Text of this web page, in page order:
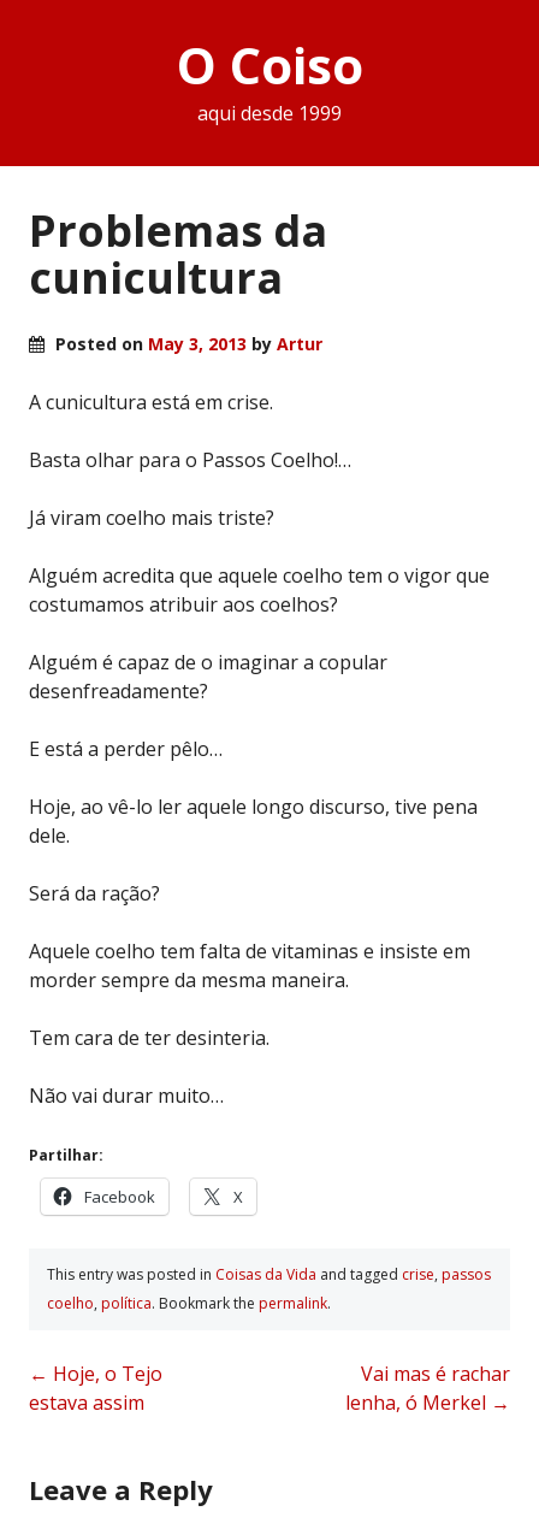
O Coiso
aqui desde 1999
Problemas da
cunicultura
Posted on May 3, 2013 by Artur
A cunicultura está em crise.
Basta olhar para o Passos Coelho!…
Já viram coelho mais triste?
Alguém acredita que aquele coelho tem o vigor que
costumamos atribuir aos coelhos?
Alguém é capaz de o imaginar a copular
desenfreadamente?
E está a perder pêlo…
Hoje, ao vê-lo ler aquele longo discurso, tive pena
dele.
Será da ração?
Aquele coelho tem falta de vitaminas e insiste em
morder sempre da mesma maneira.
Tem cara de ter desinteria.
Não vai durar muito…
Partilhar:
Facebook X
This entry was posted in Coisas da Vida and tagged crise, passos
coelho, polí­tica. Bookmark the permalink.
Post
navigation
← Hoje, o Tejo
estava assim
Vai mas é rachar
lenha, ó Merkel →
Leave a Reply